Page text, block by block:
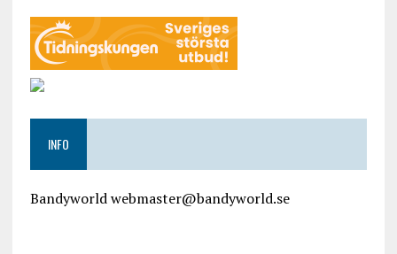
INFO
Bandyworld webmaster@bandyworld.se